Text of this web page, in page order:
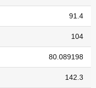
91.4
104
80.089198
142.3